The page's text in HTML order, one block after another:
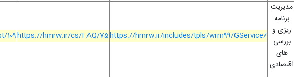
109https://hmrw.ir/cs/FAQ/75https://hmrw.ir/includes/tpls/wrm99/GService/
مدیریت
برنامه
ریزی و
بررسی
های
اقتصادی